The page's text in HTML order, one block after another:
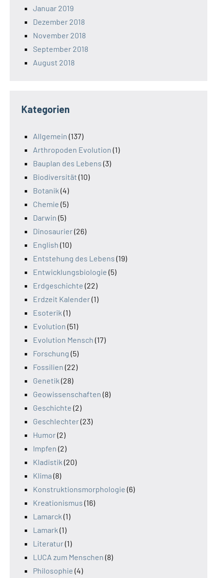
Januar 2019
Dezember 2018
November 2018
September 2018
August 2018
Kategorien
Allgemein (137)
Arthropoden Evolution (1)
Bauplan des Lebens (3)
Biodiversität (10)
Botanik (4)
Chemie (5)
Darwin (5)
Dinosaurier(26)
English (10)
Entstehung des Lebens (19)
Entwicklungsbiologie (5)
Erdgeschichte (22)
Erdzeit Kalender(1)
Esoterik (1)
Evolution (51)
Evolution Mensch (17)
Forschung (5)
Fossilien (22)
Genetik (28)
Geowissenschaften (8)
Geschichte (2)
Geschlechter(23)
Humor(2)
Impfen (2)
Kladistik (20)
Klima (8)
Konstruktionsmorphologie (6)
Kreationismus (16)
Lamarck (1)
Lamark (1)
Literatur(1)
LUCA zum Menschen (8)
Philosophie (4)